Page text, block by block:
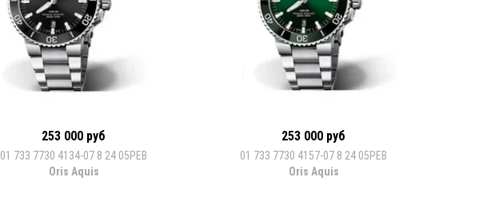
253 000 руб
01 733 7730 4134-07 8 24 05PEB
Oris Aquis
253 000 руб
01 733 7730 4157-07 8 24 05PEB
Oris Aquis